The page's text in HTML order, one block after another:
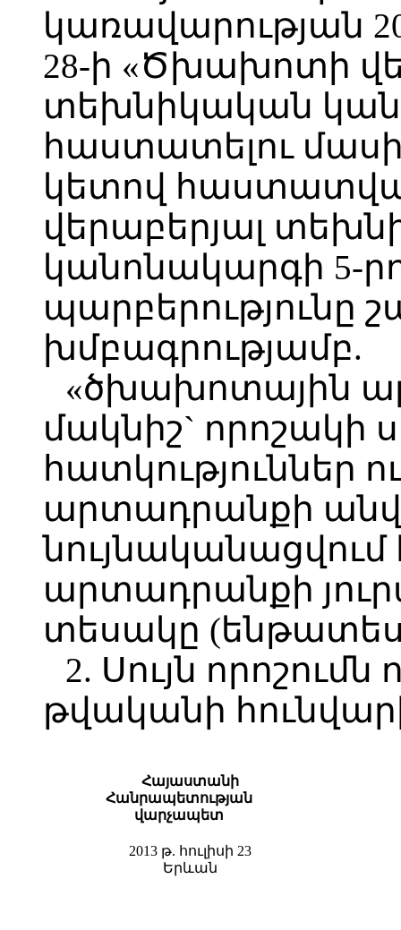
կառավարության
28-ի «Ծխախոտի
տեխնիկական
հաստատելու
կետով
վերաբերյալ
կանոնակարգի 5-
պարբերությունը
խմբագրությամբ.
«ծխախոտային
մակնիշ`
հատկություններ
արտադրանքի
արտադրանքի
տեսակը
2. Սույն որոշումն
թվականի
Հայաստանի
Հանրապետության
վարչապետ
2013 թ. հուլիսի 23
Երևան